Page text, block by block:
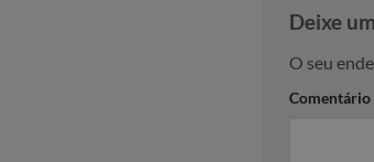
Deixe
O seu
Comentário